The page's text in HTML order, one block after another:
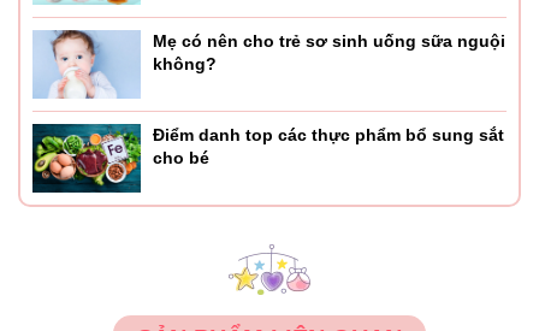
Mẹ có nên cho trẻ sơ sinh uống sữa nguội
không?
Điểm danh top các thực phẩm bổ sung sắt
cho bé